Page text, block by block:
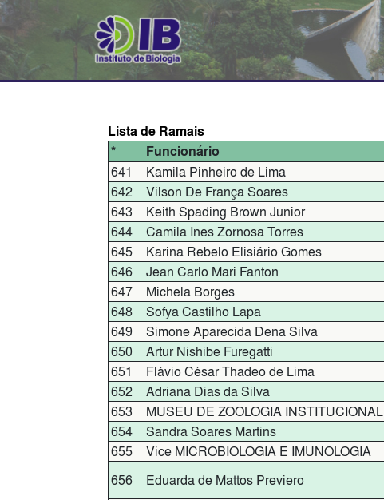
Lista de Ramais
*
Funcionário
641 Kamila Pinheiro de Lima
642
Vilson De França Soares
643
Keith Spading Brown Junior
644
Camila Ines Zornosa Torres
645
Karina Rebelo Elisiário Gomes
646
Jean Carlo Mari Fanton
647
Michela Borges
648
Sofya Castilho Lapa
649
Simone Aparecida Dena Silva
650
Artur Nishibe Furegatti
651
Flávio César Thadeo de Lima
652
Adriana Dias da Silva
653
MUSEU DE ZOOLOGIA INSTITUCIONAL
654
Sandra Soares Martins
655
Vice MICROBIOLOGIA E IMUNOLOGIA
656
Eduarda de Mattos Previero